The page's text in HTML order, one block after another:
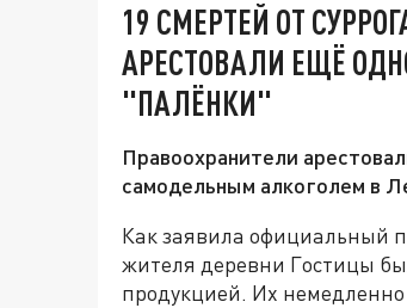
19 СМЕРТЕЙ ОТ
АРЕСТОВАЛИ ЕЩЁ
"ПАЛЁНКИ"
Правоохранители
самодельным алкоголем в
Как заявила официальный
жителя деревни Гостицы
продукцией. Их